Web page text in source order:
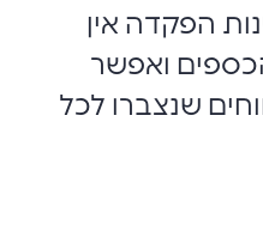
אחרי 6 שנות הפקדה אין
ואפשר
שנצברו לכל